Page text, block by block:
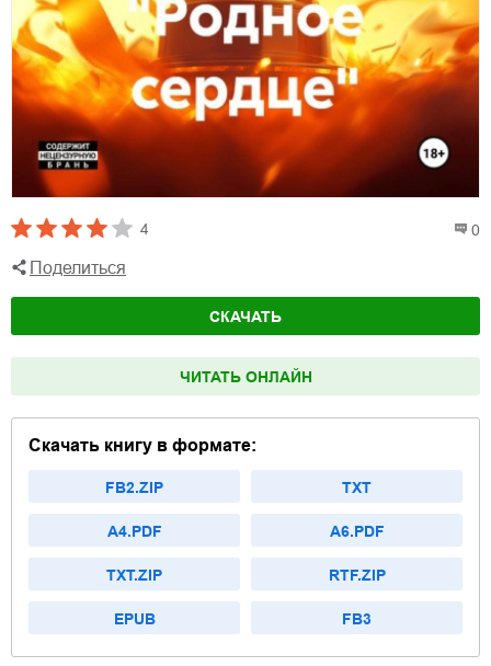
4 0
Поделиться
СКАЧАТЬ
ЧИТАТЬ ОНЛАЙН
Скачать книгу в формате:
FB2.ZIP TXT
A4.PDF A6.PDF
TXT.ZIP RTF.ZIP
EPUB FB3